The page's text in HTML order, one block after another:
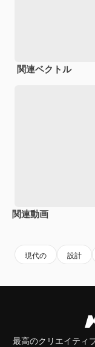
関連ベクトル
関連動画
現代の 設計
最高のクリエイティ